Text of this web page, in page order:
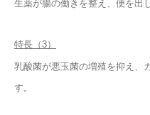
生薬が腸の働きを整え、便を出
特長（3）
乳酸菌が悪玉菌の増殖を抑え、
す。